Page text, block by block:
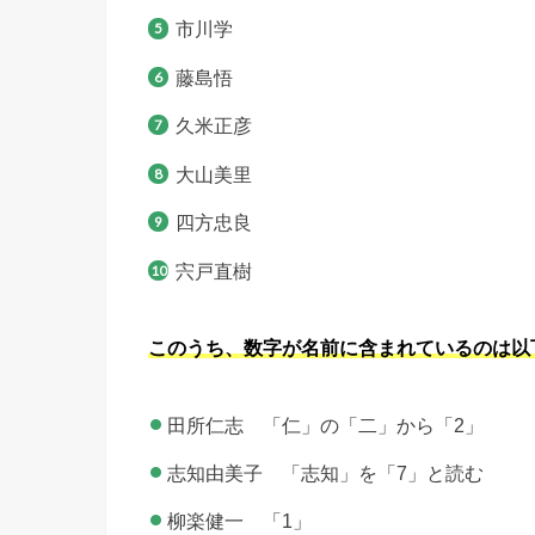
市川学
藤島悟
久米正彦
大山美里
四方忠良
宍戸直樹
このうち、数字が名前に含まれているのは以
田所仁志 「仁」の「二」から「2」
志知由美子 「志知」を「7」と読む
柳楽健一 「1」